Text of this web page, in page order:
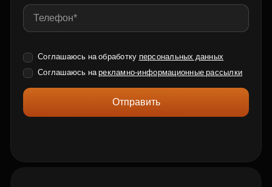
Соглашаюсь на обработку персональных данных
Соглашаюсь нарекламно-информационные рассылки
Отправить